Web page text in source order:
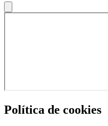
Política de cookies